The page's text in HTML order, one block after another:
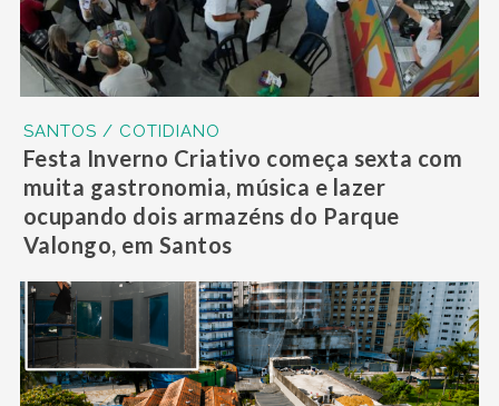
SANTOS / COTIDIANO
Festa Inverno Criativo começa sexta com
muita gastronomia, música e lazer
ocupando dois armazéns do Parque
Valongo, em Santos